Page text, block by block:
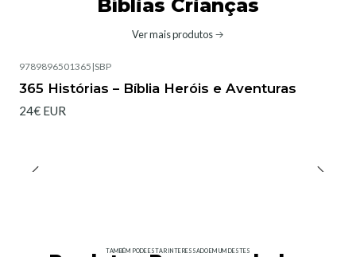
Bíblias Crianças
Ver mais produtos
9789896501365 |SBP
365 Histórias – Bíblia Heróis e Aventuras
24€ EUR
TAMBÉM PODE ESTAR INTERESSADO EM UM DESTES